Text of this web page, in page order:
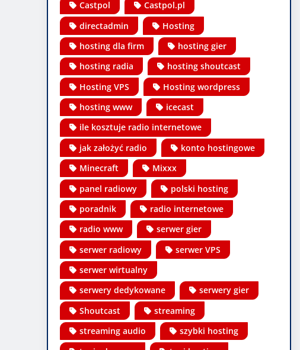
Castpol
Castpol.pl
directadmin
Hosting
hosting dla firm
hosting gier
hosting radia
hosting shoutcast
Hosting VPS
Hosting wordpress
hosting www
icecast
ile kosztuje radio internetowe
jak założyć radio
konto hostingowe
Minecraft
Mixxx
panel radiowy
polski hosting
poradnik
radio internetowe
radio www
serwer gier
serwer radiowy
serwer VPS
serwer wirtualny
serwery dedykowane
serwery gier
Shoutcast
streaming
streaming audio
szybki hosting